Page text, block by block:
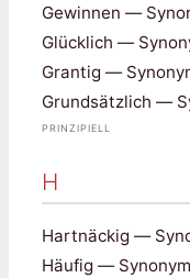
Gewinnen —
Glücklich —
Grantig —
Grundsätzlich —
prinzipiell
H
Hartnäckig —
Häufig —